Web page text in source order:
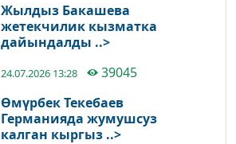
Жылдыз Бакашева
жетекчилик кызматка
дайындалды ..>
24.07.2026 13:28
39045
Өмүрбек Текебаев
Германияда жумушсуз
калган кыргыз ..>